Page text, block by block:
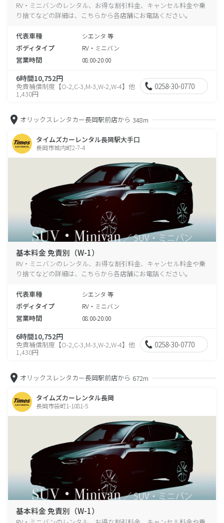
RV・ミニバンのレンタル、お得な割引料金、キャンセル料金や乗
り捨てなどの詳細は、こちらから各店舗にお電話ください。
代表車種 シエンタ 等
ボディタイプ RV・ミニバン
営業時間 08:00-20:00
6時間10,752円
免責補償制度【O-2,C-3,M-3,W-2,W-4】他
1,430円
0258-30-0770
オリックスレンタカー長岡駅前店から 348m
タイムズカーレンタル長岡駅大手口
長岡市城内町2-7-4
基本料金 免責別（W-1）
RV・ミニバンのレンタル、お得な割引料金、キャンセル料金や乗
り捨てなどの詳細は、こちらから各店舗にお電話ください。
代表車種 シエンタ 等
ボディタイプ RV・ミニバン
営業時間 08:00-20:00
6時間10,752円
免責補償制度【O-2,C-3,M-3,W-2,W-4】他
1,430円
0258-30-0770
オリックスレンタカー長岡駅前店から 672m
タイムズカーレンタル長岡
長岡市袋町1-1081-5
基本料金 免責別（W-1）